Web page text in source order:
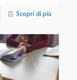
Scopri di più